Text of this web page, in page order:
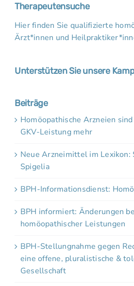
Therapeutensuche
Hier finden Sie qualifizierte
Ärzt*innen und
Unterstützen Sie unsere
Beiträge
Homöopathische Arzneien
GKV-Leistung mehr
Neue Arzneimittel im Lexikon:
Spigelia
BPH-Informationsdienst:
BPH informiert: Änderungen
homöopathischer Leistungen
BPH-Stellungnahme gegen
eine offene, pluralistische &
Gesellschaft